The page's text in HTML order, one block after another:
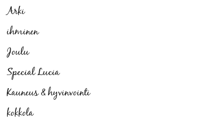
Arki
ihminen
Joulu
Special Lucia
Kauneus & hyvinvointi
kokkola